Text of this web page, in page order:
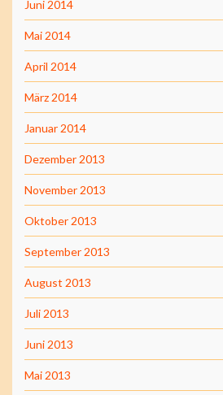
Juni 2014
Mai 2014
April 2014
März 2014
Januar 2014
Dezember 2013
November 2013
Oktober 2013
September 2013
August 2013
Juli 2013
Juni 2013
Mai 2013